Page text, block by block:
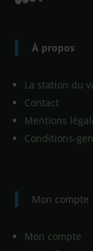
À propos
La station du
Contact
Mentions
Conditions-
Mon compte
Mon compte